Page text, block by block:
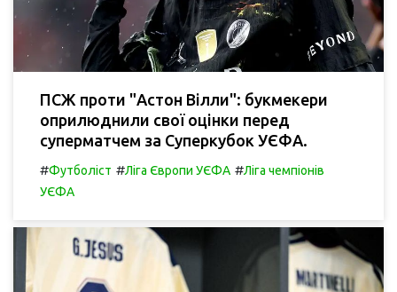
ПСЖ проти "Астон Вілли": букмекери
оприлюднили свої оцінки перед
суперматчем за Суперкубок УЄФА.
#Футболіст #Ліга Європи УЄФА #Ліга чемпіонів
УЄФА